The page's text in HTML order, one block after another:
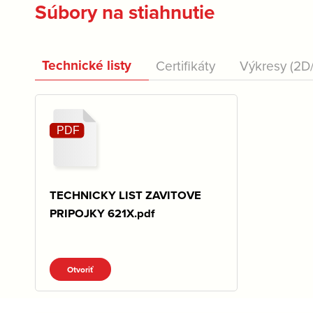
Súbory na stiahnutie
Technické listy Certifikáty Výkresy
TECHNICKY LIST ZAVITOVE
PRIPOJKY 621X.pdf
Otvoriť